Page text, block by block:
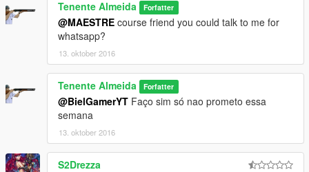
Tenente Almeida Forfatter
@MAESTRE course friend you could talk to me for
whatsapp?
13. oktober 2016
Tenente Almeida Forfatter
@BielGamerYT Faço sim só nao prometo essa
semana
13. oktober 2016
S2Drezza